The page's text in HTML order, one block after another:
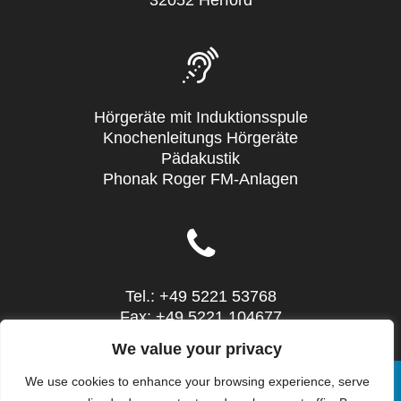
We value your privacy
We use cookies to enhance your browsing experience, serve
Hörgeräte mit Induktionsspule
Knochenleitungs Hörgeräte
Pädakustik
Phonak Roger FM-Anlagen
Tel.: +49 5221 53768
Fax: +49 5221 104677